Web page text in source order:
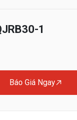
1
Báo Giá Ngay